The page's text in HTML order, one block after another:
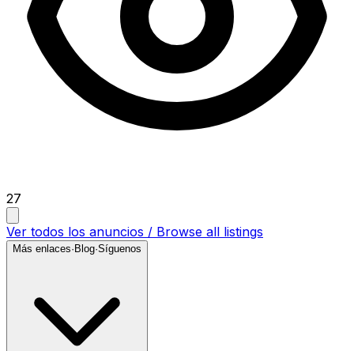
27
Ver todos los anuncios / Browse all listings
Más enlaces· Blog·Síguenos